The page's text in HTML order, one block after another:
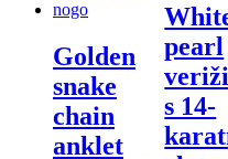
Golden
snake
chain
anklet
pearl
s 14-